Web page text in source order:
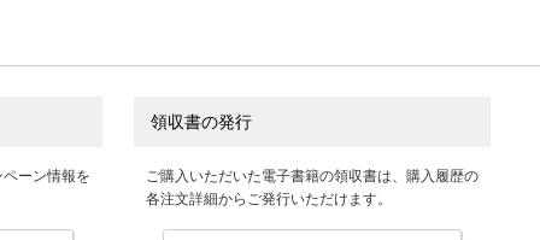
ーン情報を
領収書の発行
ご購入いただいた電子書籍の領収書は、購入履歴の
各注文詳細からご発行いただけます。